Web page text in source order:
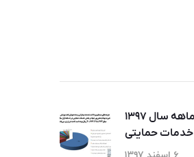
گزارش نه ماهه سال ۱۳۹۷
خدمات حمایتی